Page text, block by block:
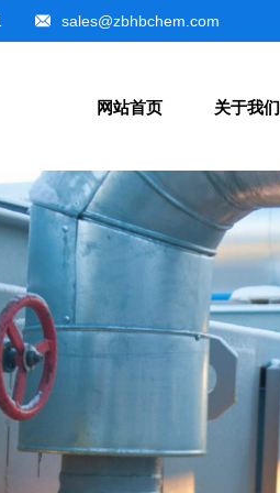
sales@zbhbchem.com
网站首页 关于我们